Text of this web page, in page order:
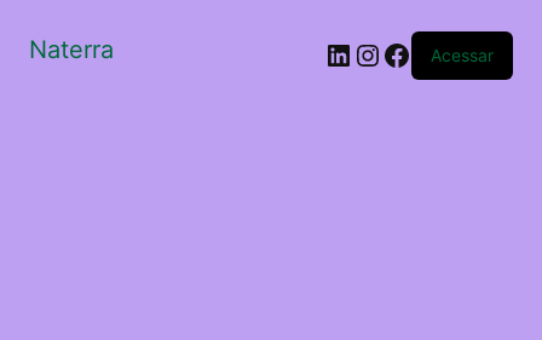
Naterra LinkedIn
Instagram
Facebook
Acessar